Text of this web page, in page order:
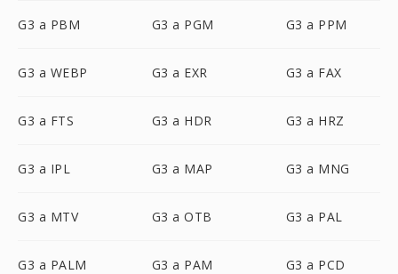
G3 a PBM G3 a PGM G3 a PPM
G3 a WEBP G3 a EXR G3 a FAX
G3 a FTS G3 a HDR G3 a HRZ
G3 a IPL G3 a MAP G3 a MNG
G3 a MTV G3 a OTB G3 a PAL
G3 a PALM G3 a PAM G3 a PCD